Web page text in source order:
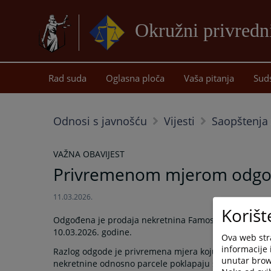
Okružni
Rad suda Oglasna ploča Vaša pitanja
Odnosi s javnošću Vijesti
VAŽNA OBAVIJEST
Privremenom mjerom
11.03.2026.
Odgođena je prodaja nekretnina Famos-Fabrika
10.03.2026. godine.
Razlog odgode je privremena mjera koju je Opština
nekretnine odnosno parcele poklapaju sa
Ova web
informacije
unutar